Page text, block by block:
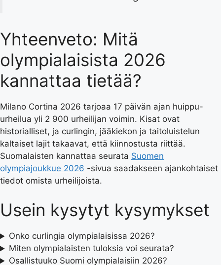
Yhteenveto: Mitä
olympialaisista 2026
kannattaa tietää?
Milano Cortina 2026 tarjoaa 17 päivän ajan huippu-
urheilua yli 2 900 urheilijan voimin. Kisat ovat
historialliset, ja curlingin, jääkiekon ja taitoluistelun
kaltaiset lajit takaavat, että kiinnostusta riittää.
Suomalaisten kannattaa seurata Suomen
olympiajoukkue 2026 -sivua saadakseen ajankohtaiset
tiedot omista urheilijoista.
Usein kysytyt kysymykset
Onko curlingia olympialaisissa 2026?
Miten olympialaisten tuloksia voi seurata?
Osallistuuko Suomi olympialaisiin 2026?